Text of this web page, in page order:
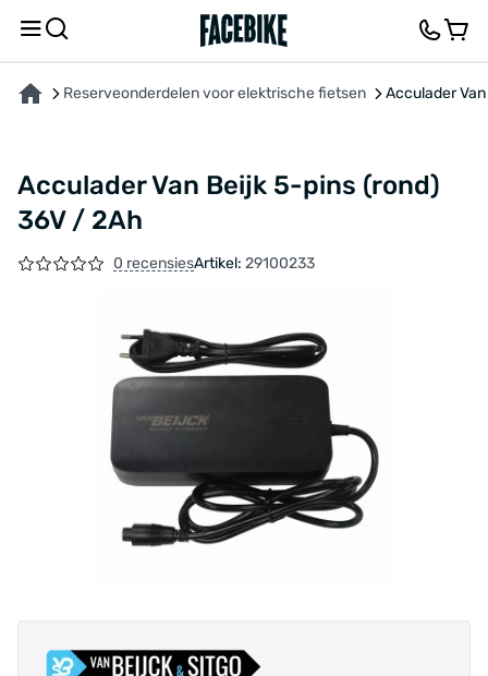
Reserveonderdelen voor elektrische fietsen Acculader
Acculader Van Beijk 5-pins (rond)
36V / 2Ah
0 recensiesArtikel: 29100233
OVER HET PRODUCT KENMERKENFEEDBACK EN VRAGEN